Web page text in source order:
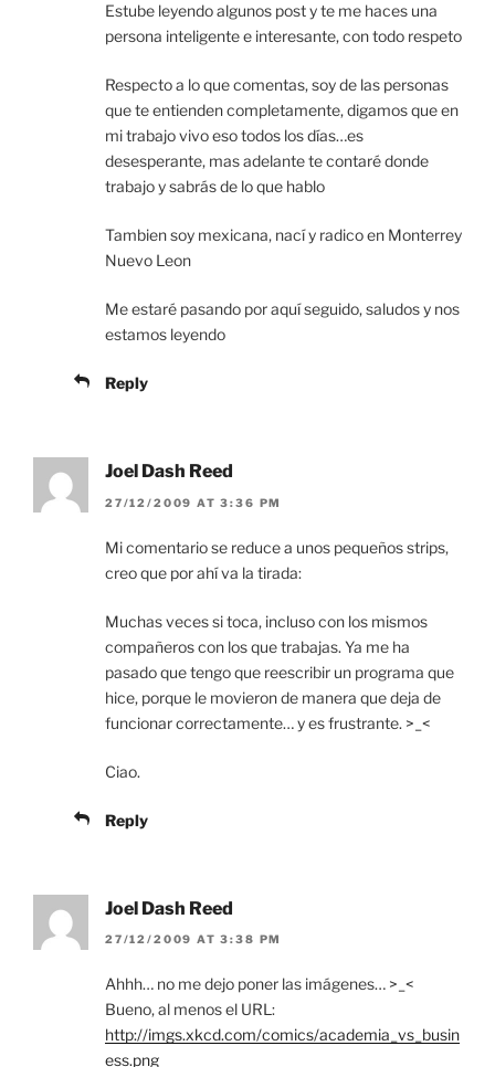
Estube leyendo algunos post y te me haces una
persona inteligente e interesante, con todo respeto
Respecto a lo que comentas, soy de las personas
que te entienden completamente, digamos que en
mi trabajo vivo eso todos los días…es
desesperante, mas adelante te contaré donde
trabajo y sabrás de lo que hablo
Tambien soy mexicana, nací y radico en Monterrey
Nuevo Leon
Me estaré pasando por aquí seguido, saludos y nos
estamos leyendo
Reply
Joel Dash Reed
27/12/2009 AT 3:36 PM
Mi comentario se reduce a unos pequeños strips,
creo que por ahí va la tirada:
Muchas veces si toca, incluso con los mismos
compañeros con los que trabajas. Ya me ha
pasado que tengo que reescribir un programa que
hice, porque le movieron de manera que deja de
funcionar correctamente… y es frustrante. >_<
Ciao.
Reply
Joel Dash Reed
27/12/2009 AT 3:38 PM
Ahhh… no me dejo poner las imágenes… >_<
Bueno, al menos el URL:
http://imgs.xkcd.com/comics/academia_vs_busin
ess.png